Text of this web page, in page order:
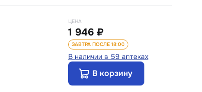
ЦЕНА
1 946 ₽
ЗАВТРА ПОСЛЕ 18:00
В наличии в 59 аптеках
В корзину